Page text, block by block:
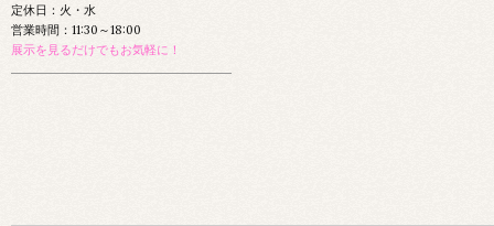
定休日：火・水
営業時間：11:30～18:00
展示を見るだけでもお気軽に！